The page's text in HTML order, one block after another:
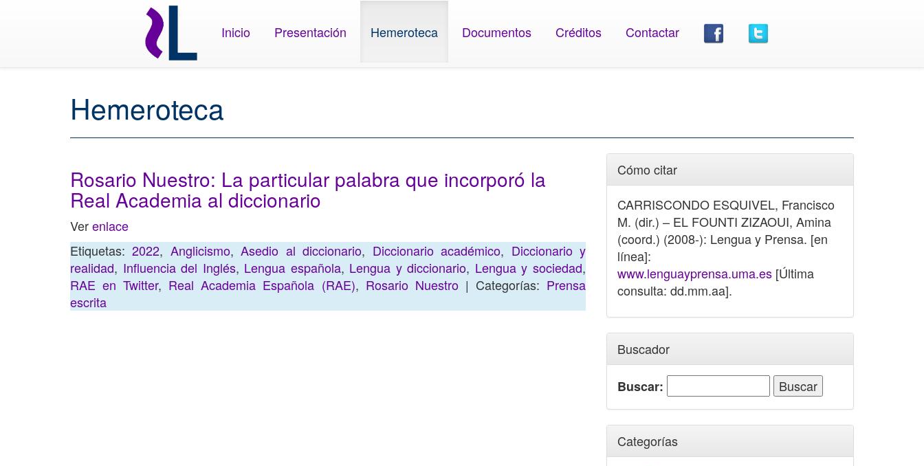
Inicio Presentación Hemeroteca Documentos Créditos Contactar
Hemeroteca
Rosario Nuestro: La particular palabra que incorporó la
Real Academia al diccionario
Verenlace
Etiquetas:2022, Anglicismo,Asedio al diccionario, Diccionario académico, Diccionario y
realidad, Influencia del Inglés, Lengua española, Lengua y diccionario, Lengua y sociedad,
RAE en Twitter, Real Academia Española (RAE), Rosario Nuestro| Categorías: Prensa
escrita
Cómo citar
CARRISCONDO ESQUIVEL, Francisco
M. (dir.) – EL FOUNTI ZIZAOUI, Amina
(coord.) (2008-): Lengua y Prensa. [en
línea]:
www.lenguayprensa.uma.es [Última
consulta: dd.mm.aa].
Buscador
Buscar:
Categorías